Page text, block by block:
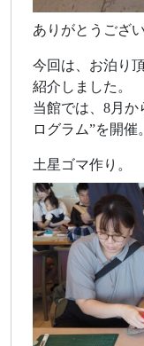
ありがとうご
今回は、お泊り
紹介しました。
当館では、8月か
ログラム”を開催。
土星ゴマ作り。